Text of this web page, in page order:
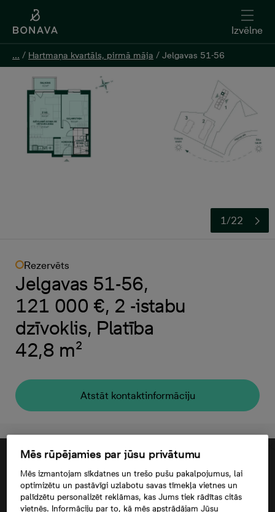
Izvēlne
... / Hartmaņa kvartāls, pirmā māja / Jelgavas 51-56
1/22
Rezervēts
Jelgavas 51-56,
121 000 €, 2 -istabu
dzīvoklis, Platība
42,8 m²
Atstāt kontaktinformāciju
Izvēlne
... / Hartmaņa kvartāls, pirmā māja / Jelgavas 51-56
Atstāt kontaktinformāciju
Mēs rūpējamies par jūsu privātumu
Mēs izmantojam sīkdatnes un trešo pušu pakalpojumus, lai
optimizētu un pastāvīgi uzlabotu savas tīmekļa vietnes un
palīdzētu personalizēt reklāmas, kas Jums tiek rādītas citās
vietnēs. Informāciju par to, kā mēs apstrādājam Jūsu